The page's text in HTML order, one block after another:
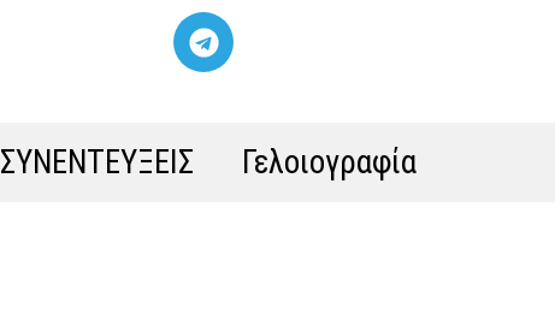
ΣΥΝΕΝΤΕΥΞΕΙΣ Γελοιογραφία